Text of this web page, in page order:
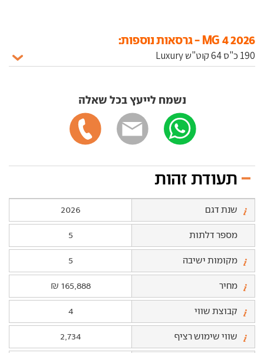
MG 4 2026 - גרסאות נוספות:
נשמח לייעץ בכל שאלה
תעודת זהות
שנת דגם 2026
מספר דלתות 5
מקומות ישיבה 5
מחיר 165,888 ₪
קבוצת שווי 4
שווי שימוש רציף 2,734